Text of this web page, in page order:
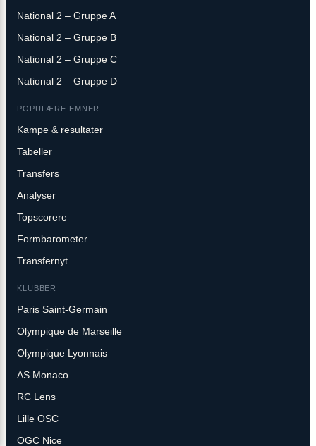
National 2 – Gruppe A
National 2 – Gruppe B
National 2 – Gruppe C
National 2 – Gruppe D
POPULÆRE EMNER
Kampe & resultater
Tabeller
Transfers
Analyser
Topscorere
Formbarometer
Transfernyt
KLUBBER
Paris Saint-Germain
Olympique de Marseille
Olympique Lyonnais
AS Monaco
RC Lens
Lille OSC
OGC Nice